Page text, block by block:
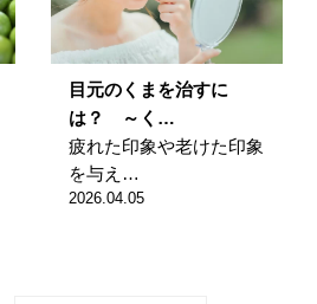
目元のくまを治すに
は？ ～く…
疲れた印象や老けた印象
を与え…
2026.04.05